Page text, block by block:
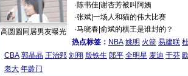
高圆圆同居男友曝光
·陈书佳| 谢杏芳被叫阿姨
·张斌| 一场人和猫的伟大比赛
·马晓春| 俞斌的棋王是谁封的？
热点标签： NBA 姚明 火箭 易建联
CBA 郭晶晶 王治郅 刘翔 殷铁生 郎平 全明星 麦迪 于芬
老大 年龄门